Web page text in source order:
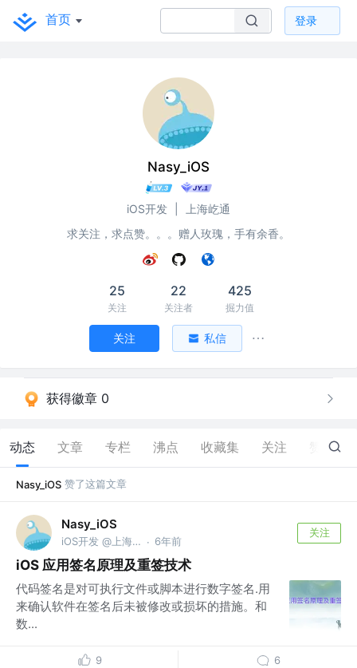
首页 登录
Nasy_iOS
iOS开发
上海屹通
求关注，求点赞。。。赠人玫瑰，手有余香。
25
关注
22
关注者
425
掘力值
关注 私信
获得徽章 0
动态 文章 专栏 沸点 收藏集 关注 10
Nasy_iOS 赞了这篇文章
Nasy_iOS
iOS开发 @上海屹通 · 6年前
关注
iOS 应用签名原理及重签技术
代码签名是对可执行文件或脚本进行数字签名.用
来确认软件在签名后未被修改或损坏的措施。和
数...
9 6